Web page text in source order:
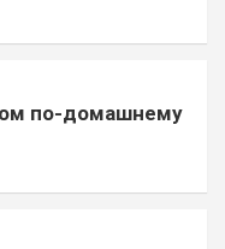
по-домашнему